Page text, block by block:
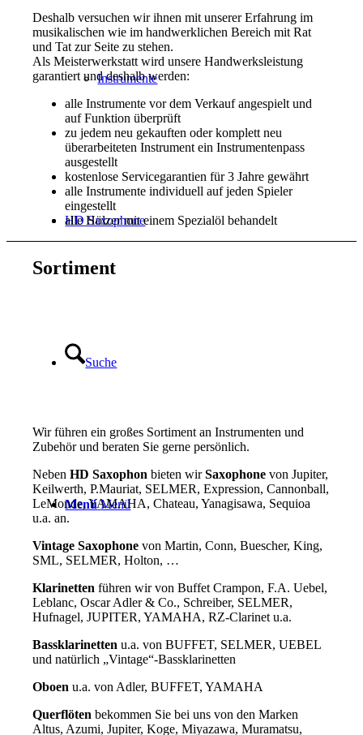
Instrumente
HD Saxophone
Suche
Menü Menü
Deshalb versuchen wir ihnen mit unserer Erfahrung im
musikalischen wie im handwerklichen Bereich mit Rat
und Tat zur Seite zu stehen.
Als Meisterwerkstatt wird unsere Handwerksleistung
garantiert und deshalb werden:
alle Instrumente vor dem Verkauf angespielt und
auf Funktion überprüft
zu jedem neu gekauften oder komplett neu
überarbeiteten Instrument ein Instrumentenpass
ausgestellt
kostenlose Servicegarantien für 3 Jahre gewährt
alle Instrumente individuell auf jeden Spieler
eingestellt
alle Hölzer mit einem Spezialöl behandelt
Sortiment
Wir führen ein großes Sortiment an Instrumenten und
Zubehör und beraten Sie gerne persönlich.
NebenHD Saxophon bieten wirSaxophone von Jupiter,
Keilwerth, P.Mauriat, SELMER, Expression, Cannonball,
LeMonde, YAMAHA, Chateau, Yanagisawa, Sequioa
u.a. an.
Vintage Saxophone von Martin, Conn, Buescher, King,
SML, SELMER, Holton, …
Klarinetten führen wir von Buffet Crampon, F.A. Uebel,
Leblanc, Oscar Adler & Co., Schreiber, SELMER,
Hufnagel, JUPITER, YAMAHA, RZ-Clarinet u.a.
Bassklarinetten u.a. von BUFFET, SELMER, UEBEL
und natürlich „Vintage“-Bassklarinetten
Oboen u.a. von Adler, BUFFET, YAMAHA
Querflöten bekommen Sie bei uns von den Marken
Altus, Azumi, Jupiter, Koge, Miyazawa, Muramatsu,